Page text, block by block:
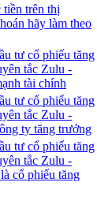
trên thị
hãy làm theo
tư cổ phiếu tăng
tắc Zulu -
tài chính
tư cổ phiếu tăng
tắc Zulu -
ty tăng trưởng
tư cổ phiếu tăng
tắc Zulu -
cổ phiếu tăng